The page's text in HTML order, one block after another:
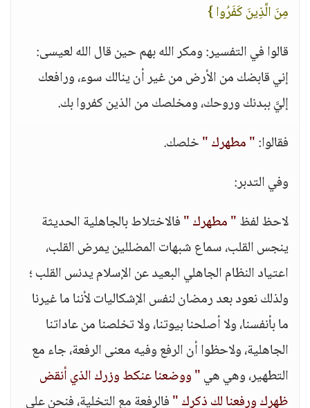
مِنَ الَّذِينَ كَفَرُوا }
قالوا في التفسير: ومكر الله بهم حين قال الله لعيسى:
إني قابضك من الأرض من غير أن ينالك سوء، ورافعك
إليَّ ببدنك وروحك، ومخلصك من الذين كفروا بك.
فقالوا:" مطهرك "خلصك.
وفي التدبر:
لاحظ لفظ" مطهرك "فالاختلاط بالجاهلية الحديثة
ينجس القلب، سماع شبهات المضللين يمرض القلب،
اعتياد النظام الجاهلي البعيد عن الإسلام يدنس القلب ؛
ولذلك نعود بعد رمضان لنفس الإشكاليات لأننا ما غيرنا
ما بأنفسنا، ولا أصلحنا بيوتنا، ولا تخلصنا من عاداتنا
الجاهلية، ولاحظوا أن الرفع وفيه معنى الرفعة، جاء مع
التطهير، وهي هي" ووضعنا عنكط وزرك الذي أنقض
ظهرك ورفعنا لك ذكرك "فالرفعة مع التخلية، فنحن على